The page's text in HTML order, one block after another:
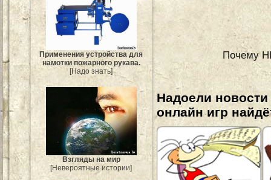
Применения устройства для
намотки пожарного рукава.
[Надо знать]
Взгляды на мир
[Невероятные истории]
Почему
Надоели
онлайн игр